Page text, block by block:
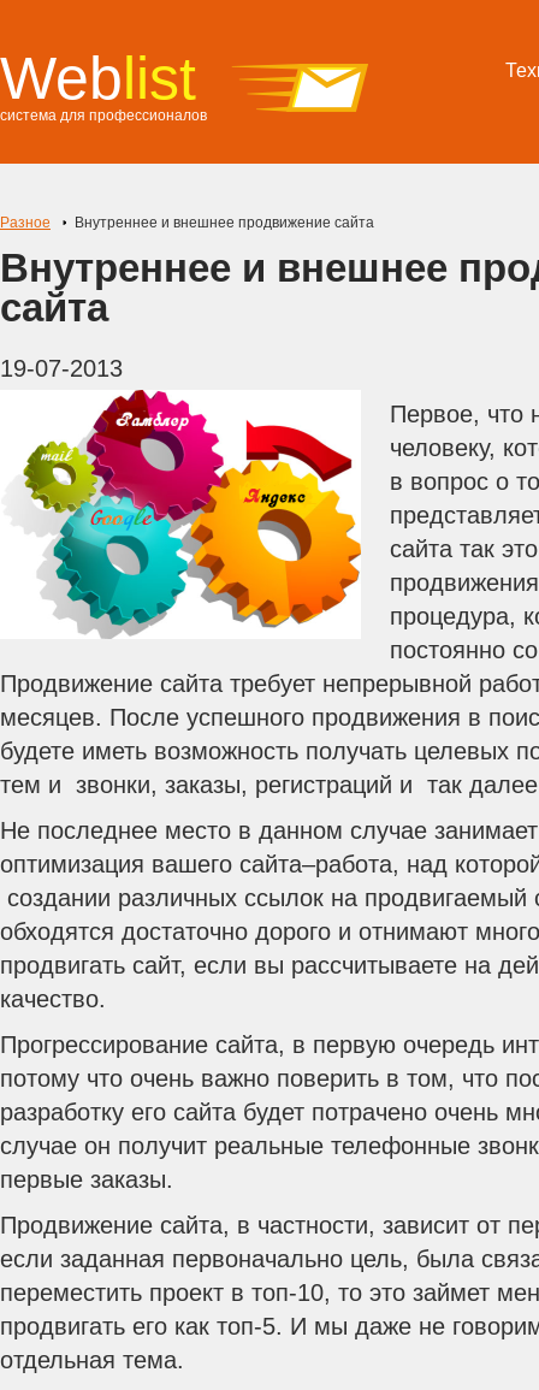
Weblist
система для профессионалов
Разное Внутреннее и внешнее продвижение сайта
Внутреннее и внешнее
сайта
19-07-2013
Первое, что
человеку,
в вопрос о
сайта так
процедура,
постоянно
Продвижение сайта требует непрерывной
месяцев. После успешного продвижения в
будете иметь возможность получать целевых
тем и звонки, заказы, регистраций и так
Не последнее место в данном случае
оптимизация вашего сайта–работа, над
создании различных ссылок на продвигаемый
обходятся достаточно дорого и отнимают
продвигать сайт, если вы рассчитываете на
качество.
Прогрессирование сайта, в первую очередь
потому что очень важно поверить в том, что
разработку его сайта будет потрачено очень
случае он получит реальные телефонные
первые заказы.
Продвижение сайта, в частности, зависит от
если заданная первоначально цель, была
переместить проект в топ-10, то это займет
продвигать его как топ-5. И мы даже не
отдельная тема.